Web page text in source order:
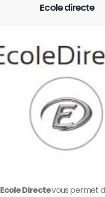
Ecole directe
Ecole Directevous permet